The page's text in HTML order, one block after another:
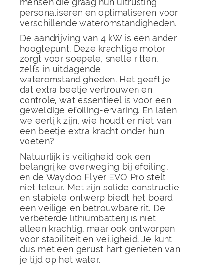
mensen die graag hun uitrusting
personaliseren en optimaliseren voor
verschillende wateromstandigheden.
De aandrijving van 4 kW is een ander
hoogtepunt. Deze krachtige motor
zorgt voor soepele, snelle ritten,
zelfs in uitdagende
wateromstandigheden. Het geeft je
dat extra beetje vertrouwen en
controle, wat essentieel is voor een
geweldige efoiling-ervaring. En laten
we eerlijk zijn, wie houdt er niet van
een beetje extra kracht onder hun
voeten?
Natuurlijk is veiligheid ook een
belangrijke overweging bij efoiling,
en de Waydoo Flyer EVO Pro stelt
niet teleur. Met zijn solide constructie
en stabiele ontwerp biedt het board
een veilige en betrouwbare rit. De
verbeterde lithiumbatterij is niet
alleen krachtig, maar ook ontworpen
voor stabiliteit en veiligheid. Je kunt
dus met een gerust hart genieten van
je tijd op het water.